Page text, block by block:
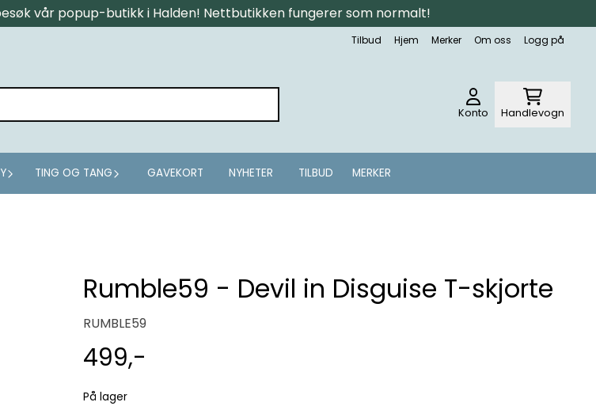
vår popup-butikk i Halden! Nettbutikken fungerer som normalt!
Tilbud Hjem Merker Om oss Logg på
Konto Handlevogn
TING OG TANG GAVEKORT NYHETER TILBUD MERKER
Rumble59 - Devil in Disguise T-skjorte
RUMBLE59
499,-
På lager